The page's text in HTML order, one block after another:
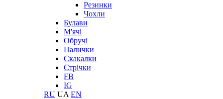
Резинки
Чохли
Булави
М'ячі
Обручі
Палички
Скакалки
Стрічки
FB
IG
RU UA EN